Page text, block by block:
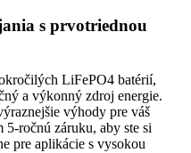
s prvotriednou
LiFePO4 batérií,
a výkonný zdroj energie.
výhody pre váš
ročnú záruku, aby ste si
pre aplikácie s vysokou